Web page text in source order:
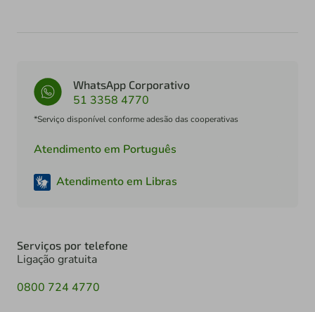
WhatsApp Corporativo
51 3358 4770
*Serviço disponível conforme adesão das cooperativas
Atendimento em Português
Atendimento em Libras
Serviços por telefone
Ligação gratuita
0800 724 4770